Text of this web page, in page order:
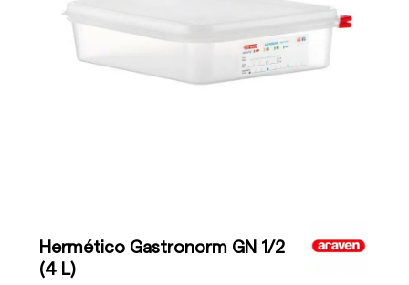
Hermético Gastronorm GN 1/2
(4 L)